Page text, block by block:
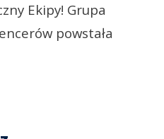
Ekipy! Grupa
powstała